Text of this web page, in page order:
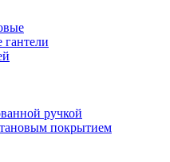
гантели
ручкой
покрытием